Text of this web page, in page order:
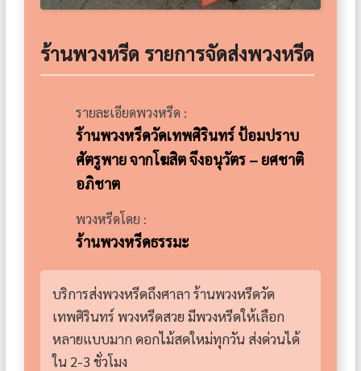
ร้านพวงหรีด รายการจัดส่งพวงหรีด
รายละเอียดพวงหรีด :
ร้านพวงหรีดวัดเทพศิรินทร์ ป้อมปราบ
ศัตรูพาย จากโฆสิต จึงอนุวัตร – ยศชาติ
อภิชาต
พวงหรีดโดย :
ร้านพวงหรีดธรรมะ
บริการส่งพวงหรีดถึงศาลา ร้านพวงหรีดวัด
เทพศิรินทร์ พวงหรีดสวย มีพวงหรีดให้เลือก
หลายแบบมาก ดอกไม้สดใหม่ทุกวัน ส่งด่วนได้
ใน 2-3 ชั่วโมง